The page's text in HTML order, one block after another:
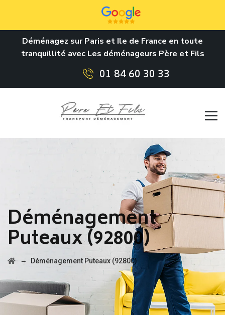
Déménagez sur Paris et Ile de France en toute
tranquillité avec Les déménageurs Père et Fils
01 84 60 30 33
Déménagement
Puteaux (92800)
→ Déménagement Puteaux (92800)